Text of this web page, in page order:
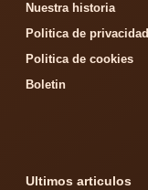
Nuestra historia
Politica de privacidad
Politica de cookies
Boletin
Ultimos articulos